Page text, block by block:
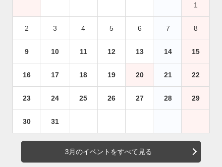
1
2 3 4 5 6 7 8
9 10 11 12 13 14 15
16 17 18 19 20 21 22
23 24 25 26 27 28 29
30 31
3月のイベントをすべて見る